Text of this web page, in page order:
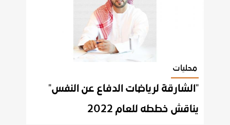
محليات
"الشارقة لرياضات الدفاع عن النفس"
يناقش خططه للعام 2022